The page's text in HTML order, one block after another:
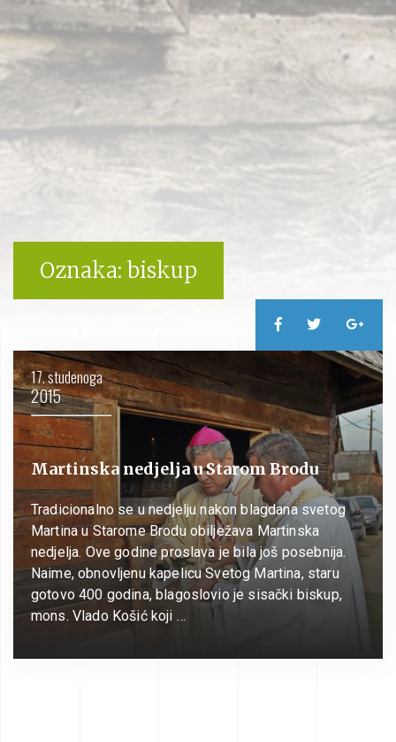
Oznaka: biskup
17. studenoga
2015
Martinska nedjelja u Starom Brodu
Tradicionalno se u nedjelju nakon blagdana svetog
Martina u Starome Brodu obilježava Martinska
nedjelja. Ove godine proslava je bila još posebnija.
Naime, obnovljenu kapelicu Svetog Martina, staru
gotovo 400 godina, blagoslovio je sisački biskup,
mons. Vlado Košić koji …